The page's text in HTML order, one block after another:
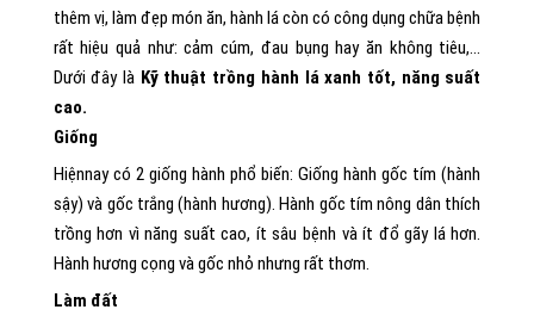
thêm vị, làm đẹp món ăn, hành lá còn có công dụng chữa bệnh
rất hiệu quả như: cảm cúm, đau bụng hay ăn không tiêu,…
Dưới đây là Kỹ thuật trồng hành lá xanh tốt, năng suất
cao.
Giống
Hiệnnay có 2 giống hành phổ biến: Giống hành gốc tím (hành
sậy) và gốc trắng (hành hương). Hành gốc tím nông dân thích
trồng hơn vì năng suất cao, ít sâu bệnh và ít đổ gãy lá hơn.
Hành hương cọng và gốc nhỏ nhưng rất thơm.
Làm đất